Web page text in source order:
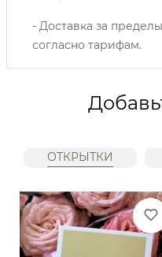
- Доставка за
согласно тарифам.
ОТКРЫТКИ